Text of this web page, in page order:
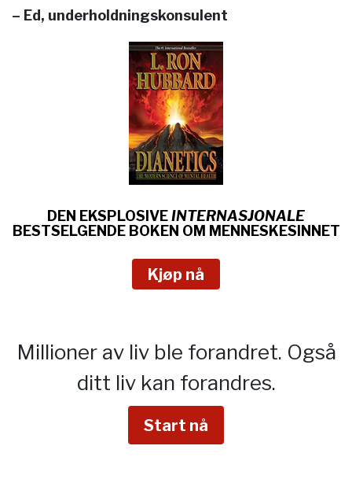
– Ed, underholdningskonsulent
DEN EKSPLOSIVEINTERNASJONALE
BESTSELGENDE BOKEN OM MENNESKESINNET
Kjøp nå
Millioner av liv ble forandret. Også
ditt liv kan forandres.
Start nå